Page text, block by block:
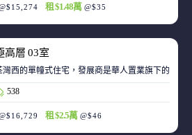
租 $1.48萬 @$35
高層 03室
灣西的單幢式住宅，發展商是華人置業旗下的廣
538
租 $2.5萬 @$46